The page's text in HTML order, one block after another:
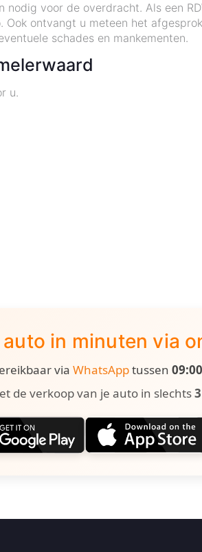
voor de overdracht. Als een
ontvangt u meteen het
schades en mankementen.
u.
in minuten via
via WhatsApptussen
de verkoop van je auto in slechts